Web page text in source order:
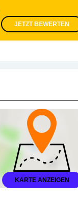
JETZT BEWERTEN
KARTE ANZEIGEN